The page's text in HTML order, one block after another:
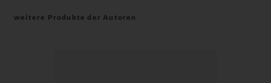
weitere Produkte der Autoren